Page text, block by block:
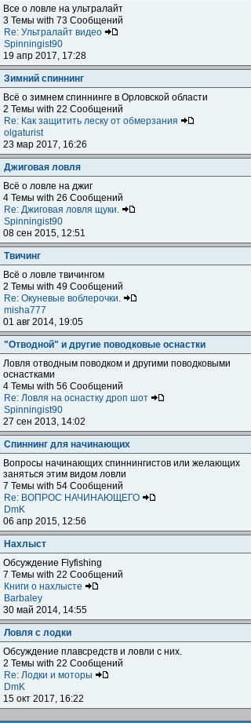
Все о ловле на ультралайт
3 Темы with 73 Сообщений
Re: Ультралайт видео
Spinningist90
19 апр 2017, 17:28
Зимний спиннинг
Всё о зимнем спиннинге в Орловской области
2 Темы with 22 Сообщений
Re: Как защитить леску от обмерзания
olgaturist
23 мар 2017, 16:26
Джиговая ловля
Всё о ловле на джиг
4 Темы with 26 Сообщений
Re: Джиговая ловля щуки.
Spinningist90
08 сен 2015, 12:51
Твичинг
Всё о ловле твичингом
2 Темы with 49 Сообщений
Re: Окуневые воблерочки.
misha777
01 авг 2014, 19:05
"Отводной" и другие поводковые оснастки
Ловля отводным поводком и другими поводковыми
оснастками
4 Темы with 56 Сообщений
Re: Ловля на оснастку дроп шот
Spinningist90
27 сен 2013, 14:02
Спиннинг для начинающих
Вопросы начинающих спиннингистов или желающих
заняться этим видом ловли
7 Темы with 54 Сообщений
Re: ВОПРОС НАЧИНАЮЩЕГО
DmK
06 апр 2015, 12:56
Нахлыст
Обсуждение Flyfishing
7 Темы with 22 Сообщений
Книги о нахлысте
Barbaley
30 май 2014, 14:55
Ловля с лодки
Обсуждение плавсредств и ловли с них.
2 Темы with 22 Сообщений
Re: Лодки и моторы
DmK
15 окт 2017, 16:22